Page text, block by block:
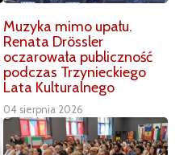
Muzyka mimo upału.
Renata Drössler
oczarowała publiczność
podczas Trzynieckiego
Lata Kulturalnego
04 sierpnia 2026